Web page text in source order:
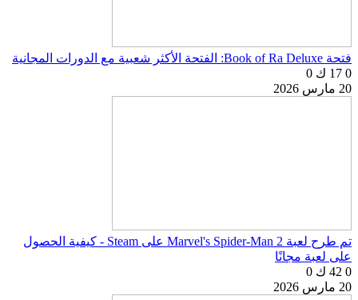
فتحة Book of Ra Deluxe: الفتحة الأكثر شعبية مع الدورات المجانية
0 17 ك
0
20 مارس 2026
تم طرح لعبة Marvel's Spider-Man 2 على Steam - كيفية الحصول
على لعبة مجانًا
0 42 ك
0
20 مارس 2026